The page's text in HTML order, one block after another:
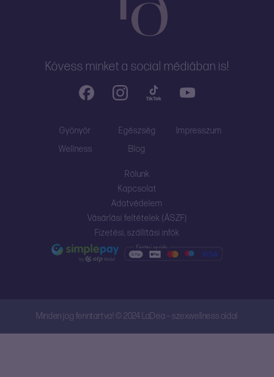
Kövess minket a social médiában is!
Gyönyör
Wellness
Egészség
Blog
Impresszum
Rólunk
Kapcsolat
Adatvédelem
Vásárlási feltételek (ÁSZF)
Fizetési, szállítási infók
Minden jog fenntartva! © 2024 LaDea – szexwellness oldal